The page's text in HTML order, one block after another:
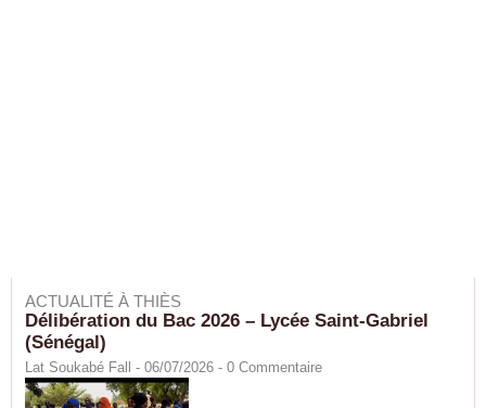
ACTUALITÉ À THIÈS
Délibération du Bac 2026 – Lycée Saint-Gabriel
(Sénégal)
Lat Soukabé Fall - 06/07/2026 - 0 Commentaire